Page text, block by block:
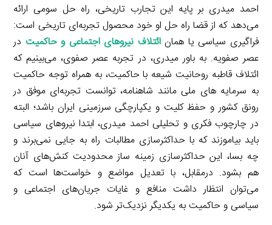
احمد میدری بر پایه این تجارب تاریخی، راه حل سومی ارائه
می‌دهد که از قضا راه حل او خود محصول تجربه‌ای تاریخی است:
فراگیری سیاسی یا همان ائتلاف نیروهای اجتماعی و حاکمیت در
عصر صفویه. به باور میدری، در تجربه عصر صفوی، می‌بینیم که
ائتلاف قاطبه روحانیت شیعه با حاکمیت، به همراه توجه حاکمیت
به سرمایه های ملی مانند شاهنامه، توانست تجربه‌ای موفق در
رونق کشور و حفظ کلیت و یکپارچگی سرزمینی ایران باشد؛ البته
در چارچوب فکری و تحلیلی احمد میدری، ابتدا نیروهای سیاسی
باید بیاموزند که با حداکثرسازی مطالبات راه به‌ جایی نمی‌برند و
چه بسا، این حداکثرسازی زمینه ساز محدودیت کنش‌های آنان
هم بشود. درمقابل، با تعدیل مواضع و خواست‌ها است که
می‌توان انتظار داشت منافع و غایات جریان‌های اجتماعی و
سیاسی و حاکمیت به یکدیگر نزدیک‌تر شود.